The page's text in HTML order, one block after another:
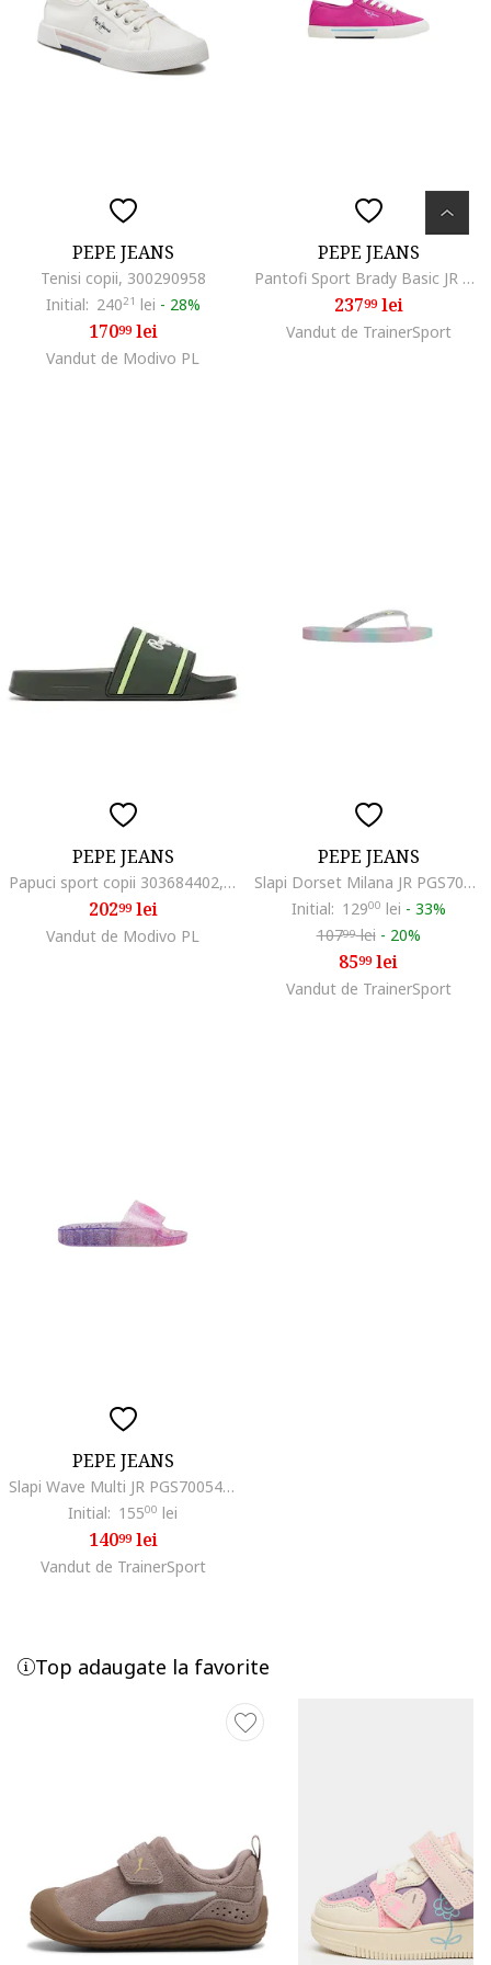
PEPE JEANS
Tenisi copii, 300290958
Initial: 24021 lei - 28%
17099lei
Vandut de Modivo PL
PEPE JEANS
Pantofi Sport Brady Basic JR PGS30543-347, Fete, Roz
23799lei
Vandut de TrainerSport
PEPE JEANS
Papuci sport copii 303684402, Sintetic/Textil, Kaki
20299lei
Vandut de Modivo PL
PEPE JEANS
Slapi Dorset Milana JR PGS70055-934, Fete, Multicolor
Initial: 12900 lei - 33%
10799lei - 20%
8599lei
Vandut de TrainerSport
PEPE JEANS
Slapi Wave Multi JR PGS70054-337, Fete
Initial: 15500 lei
14099lei
Vandut de TrainerSport
Top adaugate la favorite